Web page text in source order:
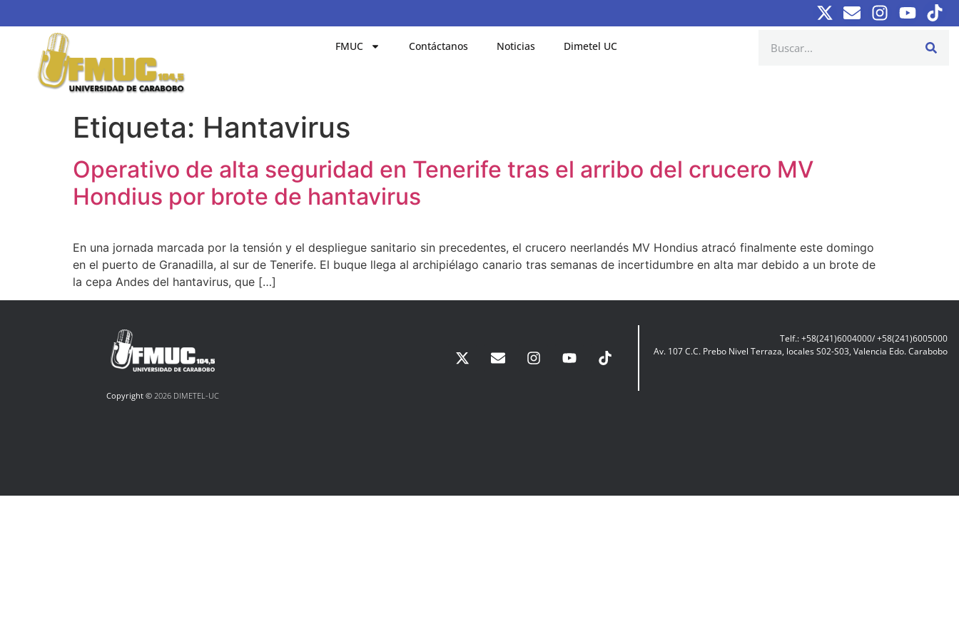
FMUC Contáctanos Noticias Dimetel UC
Etiqueta: Hantavirus
Operativo de alta seguridad en Tenerife tras el arribo del crucero MV
Hondius por brote de hantavirus
En una jornada marcada por la tensión y el despliegue sanitario sin precedentes, el crucero neerlandés MV Hondius atracó finalmente este domingo
en el puerto de Granadilla, al sur de Tenerife. El buque llega al archipiélago canario tras semanas de incertidumbre en alta mar debido a un brote de
la cepa Andes del hantavirus, que […]
Copyright ©2026 DIMETEL-UC
Telf.: +58(241)6004000/ +58(241)6005000
Av. 107 C.C. Prebo Nivel Terraza, locales S02-S03, Valencia Edo. Carabobo